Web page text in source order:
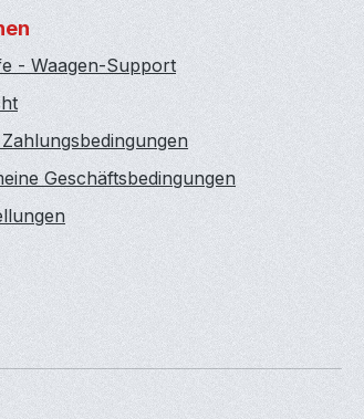
- Waagen-Support
Geschäftsbedingungen